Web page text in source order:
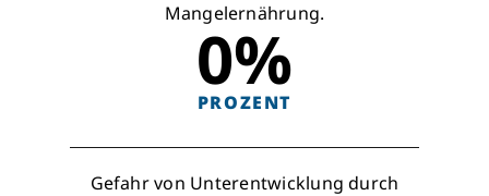
0%
PROZENT
Gefahr von Unterentwicklung durch
Mangelernährung.